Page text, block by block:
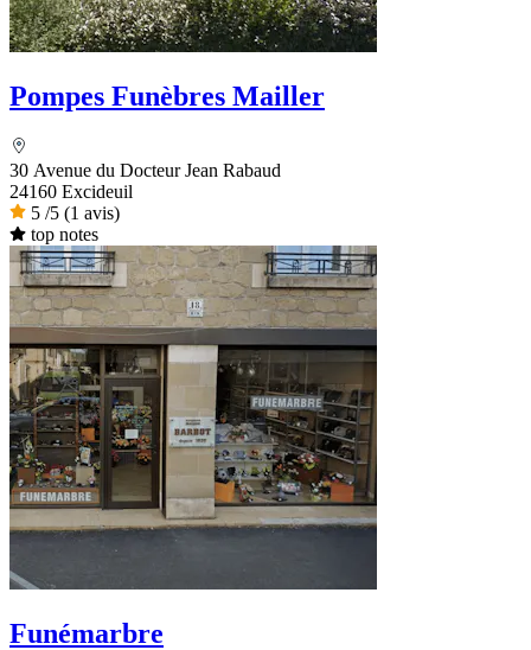
Pompes Funèbres Mailler
30 Avenue du Docteur Jean Rabaud
24160 Excideuil
5 /5 (1 avis)
top notes
Funémarbre